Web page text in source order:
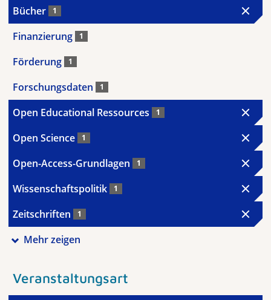
Bücher 1
Finanzierung 1
Förderung 1
Forschungsdaten 1
Open Educational Ressources 1
Open Science 1
Open-Access-Grundlagen 1
Wissenschaftspolitik 1
Zeitschriften 1
Mehr zeigen
Veranstaltungsart